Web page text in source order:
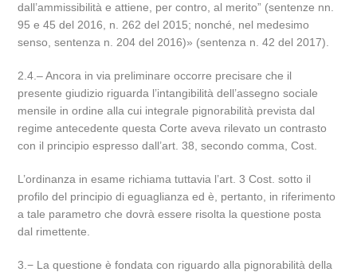
dall’ammissibilità e attiene, per contro, al merito” (sentenze nn.
95 e 45 del 2016, n. 262 del 2015; nonché, nel medesimo
senso, sentenza n. 204 del 2016)» (sentenza n. 42 del 2017).
2.4.– Ancora in via preliminare occorre precisare che il
presente giudizio riguarda l’intangibilità dell’assegno sociale
mensile in ordine alla cui integrale pignorabilità prevista dal
regime antecedente questa Corte aveva rilevato un contrasto
con il principio espresso dall’art. 38, secondo comma, Cost.
L’ordinanza in esame richiama tuttavia l’art. 3 Cost. sotto il
profilo del principio di eguaglianza ed è, pertanto, in riferimento
a tale parametro che dovrà essere risolta la questione posta
dal rimettente.
3.− La questione è fondata con riguardo alla pignorabilità della